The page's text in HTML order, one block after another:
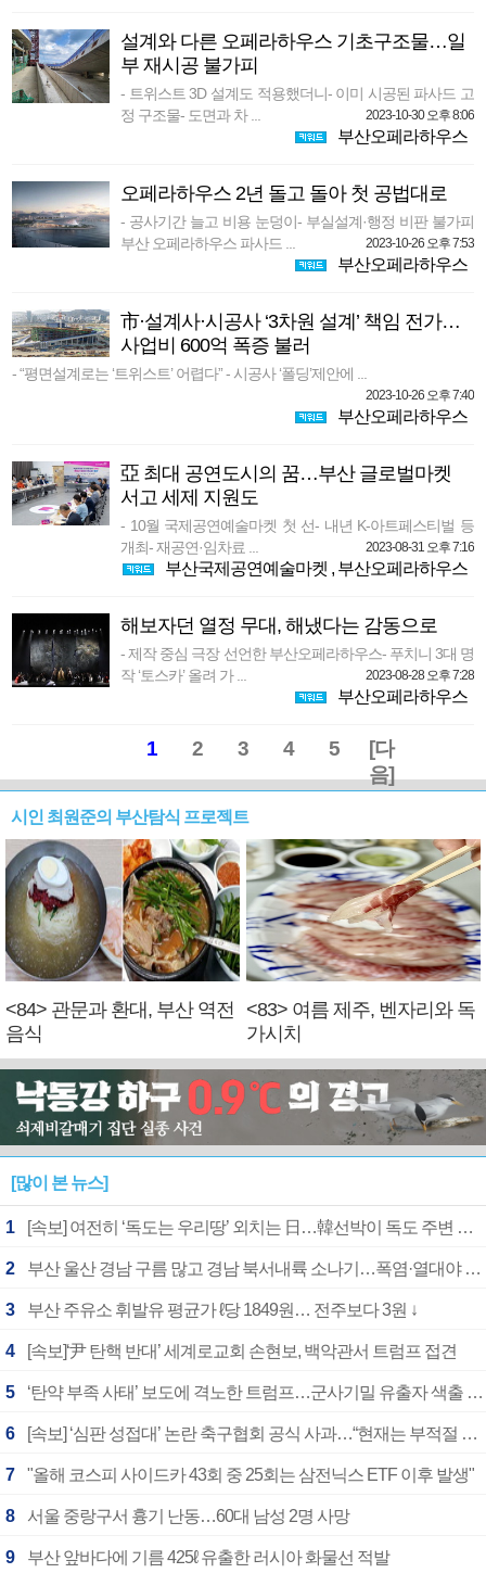
설계와 다른 오페라하우스 기초구조물…일
부 재시공 불가피
- 트위스트 3D 설계도 적용했더니- 이미 시공된 파사드 고
정 구조물- 도면과 차 ...
2023-10-30 오후 8:06
부산오페라하우스
오페라하우스 2년 돌고 돌아 첫 공법대로
- 공사기간 늘고 비용 눈덩이- 부실설계·행정 비판 불가피
부산 오페라하우스 파사드 ...
2023-10-26 오후 7:53
부산오페라하우스
市·설계사·시공사 ‘3차원 설계’ 책임 전가…
사업비 600억 폭증 불러
- “평면설계로는 ‘트위스트’ 어렵다” - 시공사 ‘폴딩’제안에 ...
2023-10-26 오후 7:40
부산오페라하우스
亞 최대 공연도시의 꿈…부산 글로벌마켓
서고 세제 지원도
- 10월 국제공연예술마켓 첫 선- 내년 K-아트페스티벌 등
개최- 재공연·임차료 ...
2023-08-31 오후 7:16
부산국제공연예술마켓 , 부산오페라하우스
해보자던 열정 무대, 해냈다는 감동으로
- 제작 중심 극장 선언한 부산오페라하우스- 푸치니 3대 명
작 ‘토스카’ 올려 가 ...
2023-08-28 오후 7:28
부산오페라하우스
1 2 3 4 5
[다
음]
시인 최원준의 부산탐식 프로젝트
<84> 관문과 환대, 부산 역전
음식
<83> 여름 제주, 벤자리와 독
가시치
[많이 본 뉴스]
1 [속보] 여전히 ‘독도는 우리땅’ 외치는 日…韓선박이 독도 주변 해양조사 활동하자 반발
2 부산 울산 경남 구름 많고 경남 북서내륙 소나기…폭염·열대야 계속
3 부산 주유소 휘발유 평균가 ℓ당 1849원… 전주보다 3원 ↓
4 [속보]‘尹 탄핵 반대’ 세계로교회 손현보, 백악관서 트럼프 접견
5 ‘탄약 부족 사태’ 보도에 격노한 트럼프…군사기밀 유출자 색출 지시
6 [속보] ‘심판 성접대’ 논란 축구협회 공식 사과…“현재는 부적절 행위 없어”
7 "올해 코스피 사이드카 43회 중 25회는 삼전닉스 ETF 이후 발생"
8 서울 중랑구서 흉기 난동…60대 남성 2명 사망
9 부산 앞바다에 기름 425ℓ 유출한 러시아 화물선 적발